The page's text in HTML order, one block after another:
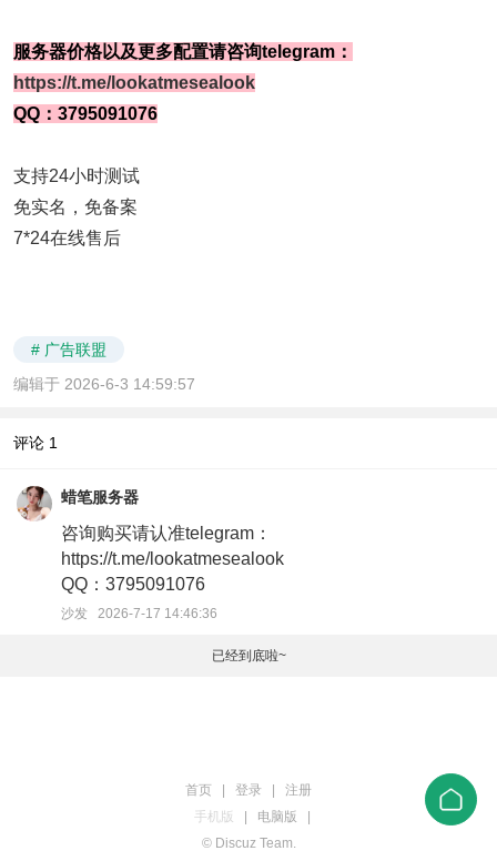
服务器价格以及更多配置请咨询telegram：
https://t.me/lookatmesealook
QQ：3795091076
支持24小时测试
免实名，免备案
7*24在线售后
# 广告联盟
编辑于 2026-6-3 14:59:57
评论 1
蜡笔服务器
咨询购买请认准telegram：
https://t.me/lookatmesealook
QQ：3795091076
沙发 2026-7-17 14:46:36
已经到底啦~
首页 登录
注册
手机版
电脑版
© Discuz Team.